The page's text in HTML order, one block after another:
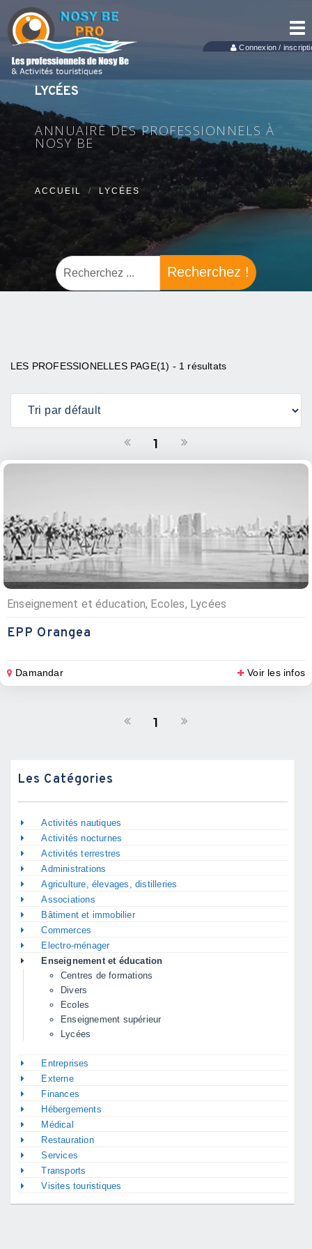
Connexion /
LYCÉES
ANNUAIRE DES PROFESSIONNELS À
NOSY BE
ACCUEIL LYCÉES
Recherchez !
LES PROFESSIONELLES PAGE(1) - 1 résultats
1
Enseignement et éducation, Ecoles, Lycées
EPP Orangea
Damandar Voir les infos
1
Les Catégories
Activités nautiques
Activités nocturnes
Activités terrestres
Administrations
Agriculture, élevages, distilleries
Associations
Bâtiment et immobilier
Commerces
Electro-ménager
Enseignement et éducation
Centres de formations
Divers
Ecoles
Enseignement supérieur
Lycées
Entreprises
Externe
Finances
Hébergements
Médical
Restauration
Services
Transports
Visites touristiques